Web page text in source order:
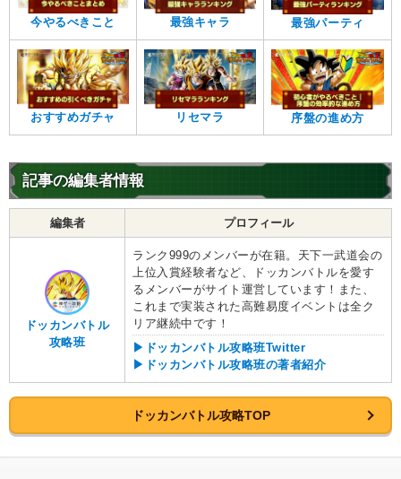
今やるべきこと 最強キャラ 最強パーティ
おすすめガチャ リセマラ 序盤の進め方
記事の編集者情報
編集者 プロフィール
ドッカンバトル
攻略班
ランク999のメンバーが在籍。天下一武道会の
上位入賞経験者など、ドッカンバトルを愛す
るメンバーがサイト運営しています！また、
これまで実装された高難易度イベントは全ク
リア継続中です！
▶ドッカンバトル攻略班Twitter
▶ドッカンバトル攻略班の著者紹介
ドッカンバトル攻略TOP